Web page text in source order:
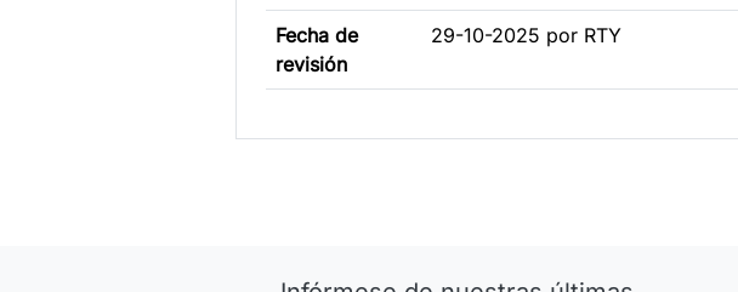
Fecha de
revisión
29-10-2025 por RTY